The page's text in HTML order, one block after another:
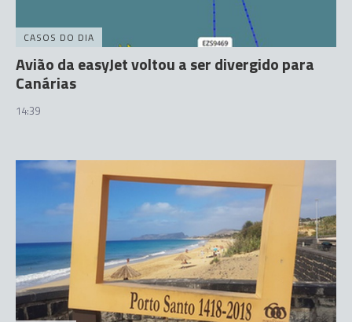
CASOS DO DIA
Avião da easyJet voltou a ser divergido para
Canárias
14:39